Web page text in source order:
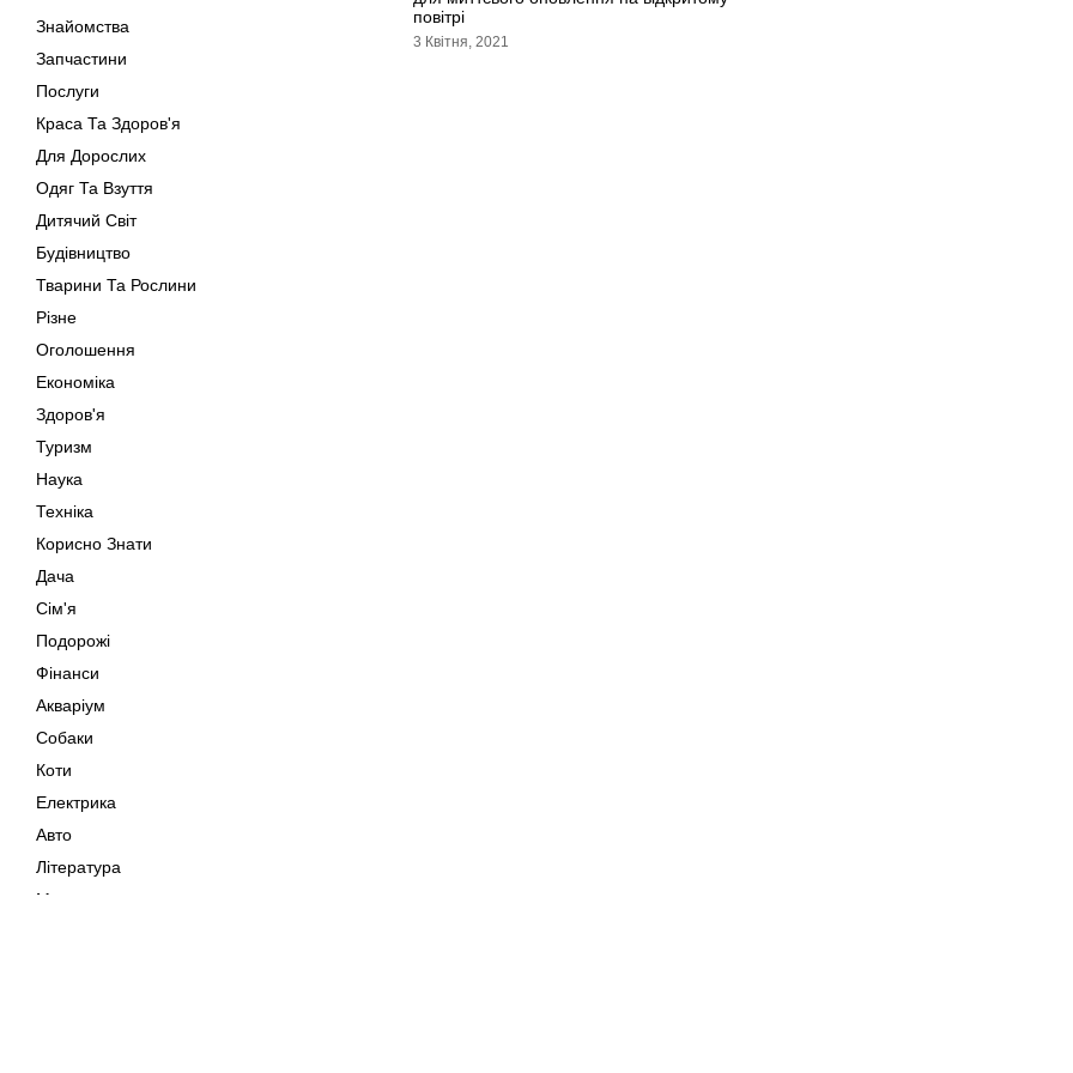
Знайомства
Запчастини
Послуги
Краса Та Здоров'я
Для Дорослих
Одяг Та Взуття
Дитячий Світ
Будівництво
Тварини Та Рослини
Різне
Оголошення
Економіка
Здоров'я
Туризм
Наука
Техніка
Корисно Знати
Дача
Сім'я
Подорожі
Фінанси
Акваріум
Собаки
Коти
Електрика
Авто
Література
Музика
повітрі
3 Квітня, 2021